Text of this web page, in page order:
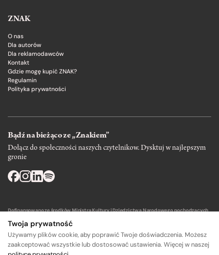
ZNAK
O nas
Dla autorów
Dla reklamodawców
Kontakt
Gdzie mogę kupić ZNAK?
Regulamin
Polityka prywatności
Bądź na bieżąco ze „Znakiem”
Dołącz do społeczności naszych czytelnikow. Dysktuj w najlepszym
gronie
Dofinansowano ze środków Ministra Kultury i Dziedzictwa Narodowego pochodzących
Twoja prywatność
Używamy plików cookie, aby poprawić Twoje doświadczenia. Możesz
zaakceptować wszystkie lub dostosować ustawienia. Więcej w naszej